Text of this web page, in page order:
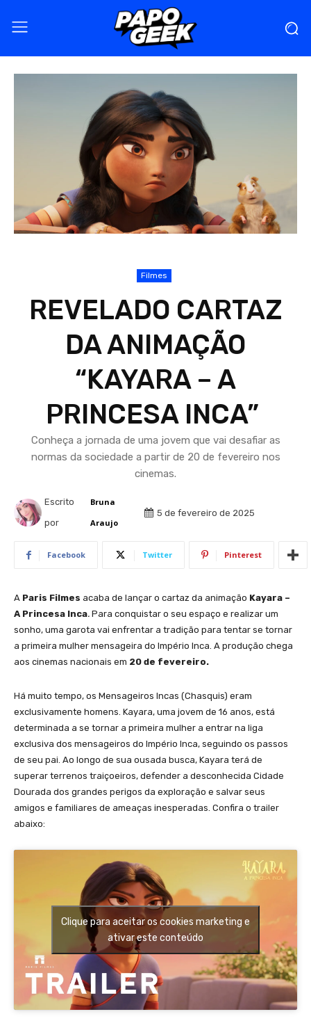
Filmes
REVELADO CARTAZ
DA ANIMAÇÃO
“KAYARA – A
PRINCESA INCA”
Conheça a jornada de uma jovem que vai desafiar as
normas da sociedade a partir de 20 de fevereiro nos
cinemas.
Escrito
por
Bruna
Araujo
5 de fevereiro de 2025
Facebook Twitter Pinterest
A Paris Filmes acaba de lançar o cartaz da animação Kayara –
A Princesa Inca. Para conquistar o seu espaço e realizar um
sonho, uma garota vai enfrentar a tradição para tentar se tornar
a primeira mulher mensageira do Império Inca. A produção chega
aos cinemas nacionais em 20 de fevereiro.
Há muito tempo, os Mensageiros Incas (Chasquis) eram
exclusivamente homens. Kayara, uma jovem de 16 anos, está
determinada a se tornar a primeira mulher a entrar na liga
exclusiva dos mensageiros do Império Inca, seguindo os passos
de seu pai. Ao longo de sua ousada busca, Kayara terá de
superar terrenos traiçoeiros, defender a desconhecida Cidade
Dourada dos grandes perigos da exploração e salvar seus
amigos e familiares de ameaças inesperadas. Confira o trailer
abaixo:
Clique para aceitar os cookies marketing e
ativar este conteúdo